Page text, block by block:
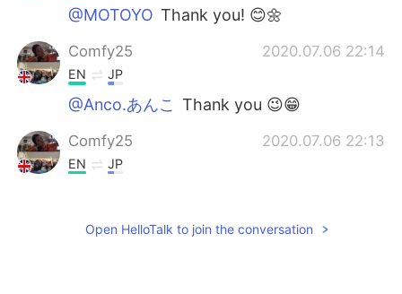
@MOTOYO Thank you! 😊🌼
Comfy25 2020.07.06 22:14
EN JP
@Anco.あんこ Thank you 😉😁
Comfy25 2020.07.06 22:13
EN JP
Open HelloTalk to join the conversation